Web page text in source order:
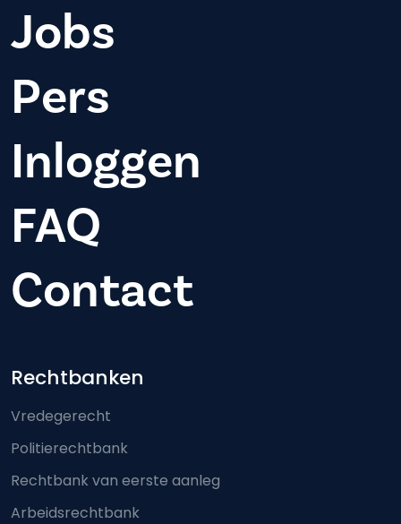
Jobs
Pers
Inloggen
FAQ
Contact
Footer-menu
Rechtbanken
Vredegerecht
Politierechtbank
Rechtbank van eerste aanleg
Arbeidsrechtbank